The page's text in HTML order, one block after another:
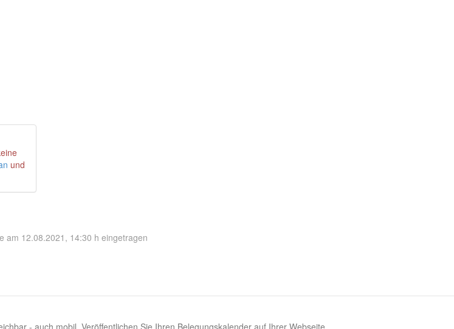
und
am 12.08.2021, 14:30 h eingetragen
- auch mobil. Veröffentlichen Sie Ihren Belegungskalender auf Ihrer Webseite.